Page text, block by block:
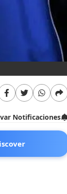
Notificaciones